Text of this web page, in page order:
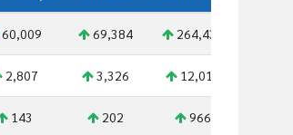
60,009 69,384 264,437
2,807 3,326 12,016
143 202 966